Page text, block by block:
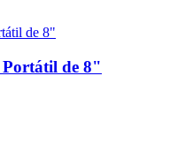
Portátil de 8"